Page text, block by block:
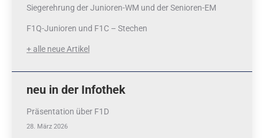
Siegerehrung der Junioren-WM und der Senioren-EM
F1Q-Junioren und F1C – Stechen
+ alle neue Artikel
neu in der Infothek
Präsentation über F1D
28. März 2026